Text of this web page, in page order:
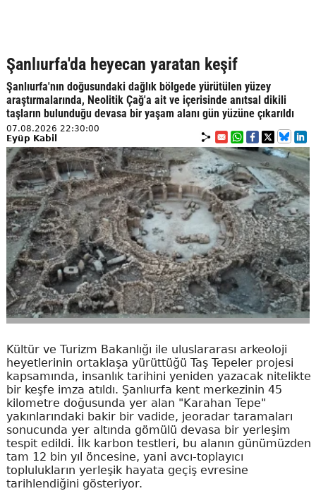
Şanlıurfa'da heyecan yaratan keşif
Şanlıurfa'nın doğusundaki dağlık bölgede yürütülen yüzey
araştırmalarında, Neolitik Çağ'a ait ve içerisinde anıtsal dikili
taşların bulunduğu devasa bir yaşam alanı gün yüzüne çıkarıldı
07.08.2026 22:30:00
Eyüp Kabil
Kültür ve Turizm Bakanlığı ile uluslararası arkeoloji
heyetlerinin ortaklaşa yürüttüğü Taş Tepeler projesi
kapsamında, insanlık tarihini yeniden yazacak nitelikte
bir keşfe imza atıldı. Şanlıurfa kent merkezinin 45
kilometre doğusunda yer alan "Karahan Tepe"
yakınlarındaki bakir bir vadide, jeoradar taramaları
sonucunda yer altında gömülü devasa bir yerleşim
tespit edildi. İlk karbon testleri, bu alanın günümüzden
tam 12 bin yıl öncesine, yani avcı-toplayıcı
toplulukların yerleşik hayata geçiş evresine
tarihlendiğini gösteriyor.